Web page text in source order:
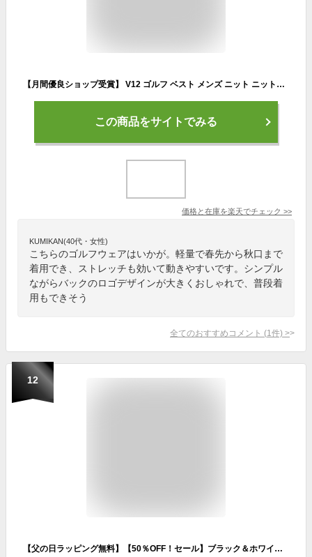
【月間優良ショップ受賞】 V12 ゴルフ ベスト メンズ ニット ニットベスト ジャガード ストレッチ 軽量 バックライン 春 夏 秋 ゴルフウェア ブランド ロゴ V122310-KN01
この商品をサイトでみる
価格と在庫を楽天でチェック >>
KUMIKAN(40代・女性)
こちらのゴルフウェアはいかが。軽量で春先から秋口まで
着用でき、ストレッチも効いて動きやすいです。シンプル
ながらバックのロゴデザインが大きくおしゃれで、普段着
用もできそう
全てのおすすめコメント (1 件) >
12
【父の日ラッピング無料】【50％OFF！セール】ブラック＆ホワイト / ブラック アンド ホワイト/春夏モデル！/フライトパターンVネックニットベスト(メンズ)/春ニット/ゴルフウェア